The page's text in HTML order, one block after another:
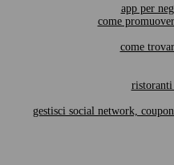
app per
come
come
gestisci social network,